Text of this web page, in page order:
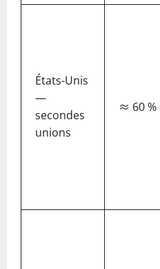
États-Unis
—
secondes
unions
≈ 60 %